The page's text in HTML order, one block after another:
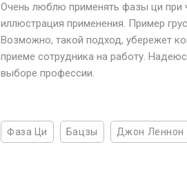
Очень люблю применять фазы ци при
иллюстрация применения. Пример
Возможно, такой подход, убережет
приеме сотрудника на работу.
выборе профессии.
Фаза Ци Бацзы Джон Леннон